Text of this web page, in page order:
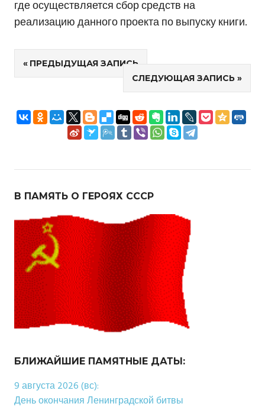
где осуществляется сбор средств на
реализацию данного проекта по выпуску книги.
Навигация
записям
ПРЕДЫДУЩАЯ ЗАПИСЬ
СЛЕДУЮЩАЯ ЗАПИСЬ
В ПАМЯТЬ О ГЕРОЯХ СССР
БЛИЖАЙШИЕ ПАМЯТНЫЕ ДАТЫ:
9 августа 2026 (вс):
День окончания Ленинградской битвы